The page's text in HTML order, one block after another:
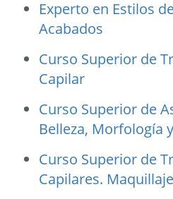
Experto en Estilos
Acabados
Curso Superior de
Capilar
Curso Superior de
Belleza, Morfología
Curso Superior de
Capilares. Maquillaje